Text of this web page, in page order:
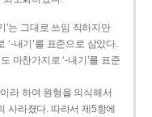
’는 그대로 쓰임 직하지만
‘-내기’를 표준으로 삼았다.
마찬가지로 ‘-내기’를 표준
라 하여 원형을 의식해서
사라졌다. 따라서 제5항에